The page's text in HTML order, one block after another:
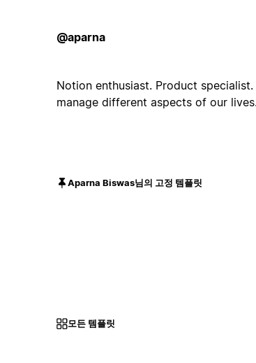
@aparna
Notion enthusiast. Product
manage different aspects of our
Aparna Biswas님의 고정 템플릿
모든 템플릿